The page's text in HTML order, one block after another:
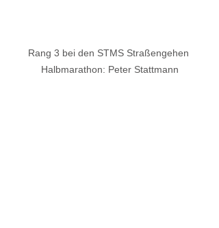
Rang 3 bei den STMS Straßengehen
Halbmarathon: Peter Stattmann